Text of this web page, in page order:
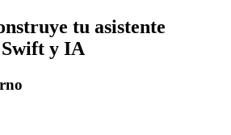
tu asistente
y IA